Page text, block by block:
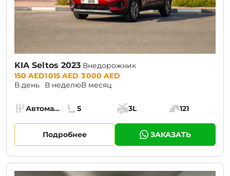
KIA Seltos 2023 Внедорожник
Prices:
150 AED
В день
1 015 AED
В неделю
3 000 AED
В месяц
Specs:
Коробка передач:
Автомат (АКПП)
Места:
5
Объём багажника:
3L
Мощность
121
Подробнее ЗАКАЗАТЬ